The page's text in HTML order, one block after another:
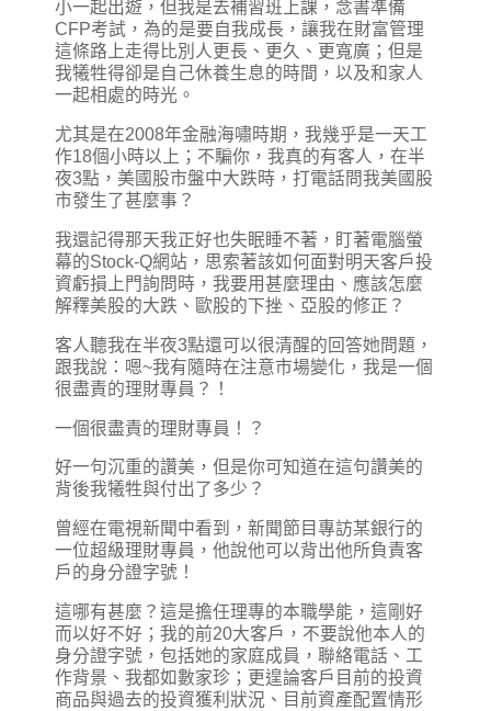
小一起出遊，但我是去補習班上課，念書準備
CFP考試，為的是要自我成長，讓我在財富管理
這條路上走得比別人更長、更久、更寬廣；但是
我犧牲得卻是自己休養生息的時間，以及和家人
一起相處的時光。
尤其是在2008年金融海嘯時期，我幾乎是一天工
作18個小時以上；不騙你，我真的有客人，在半
夜3點，美國股市盤中大跌時，打電話問我美國股
市發生了甚麼事？
我還記得那天我正好也失眠睡不著，盯著電腦螢
幕的Stock-Q網站，思索著該如何面對明天客戶投
資虧損上門詢問時，我要用甚麼理由、應該怎麼
解釋美股的大跌、歐股的下挫、亞股的修正？
客人聽我在半夜3點還可以很清醒的回答她問題，
跟我說：嗯~我有隨時在注意市場變化，我是一個
很盡責的理財專員？！
一個很盡責的理財專員！？
好一句沉重的讚美，但是你可知道在這句讚美的
背後我犧牲與付出了多少？
曾經在電視新聞中看到，新聞節目專訪某銀行的
一位超級理財專員，他說他可以背出他所負責客
戶的身分證字號！
這哪有甚麼？這是擔任理專的本職學能，這剛好
而以好不好；我的前20大客戶，不要說他本人的
身分證字號，包括她的家庭成員，聯絡電話、工
作背景、我都如數家珍；更遑論客戶目前的投資
商品與過去的投資獲利狀況、目前資產配置情形